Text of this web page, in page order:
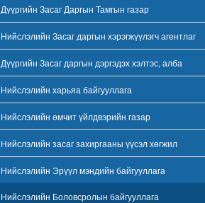
Дүүргийн Засаг Даргын Тамгын газар
Нийслэлийн Засаг даргын хэрэгжүүлэгч агентлаг
Дүүргийн Засаг даргын дэргэдэх хэлтэс, алба
Нийслэлийн харьяа байгууллага
Нийслэлийн өмчит үйлдвэрийн газар
Нийслэлийн засаг захиргааны үүсэл хөгжил
Нийслэлийн Эрүүл мэндийн байгууллага
Нийслэлийн Боловсролын байгууллага